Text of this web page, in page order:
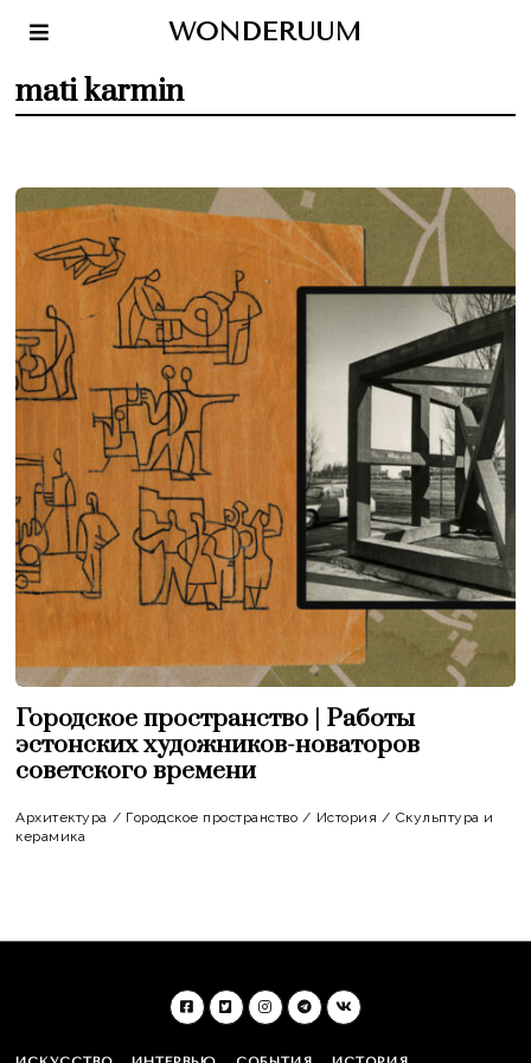
WONDERUUM
mati karmin
Городское пространство | Работы
эстонских художников-новаторов
советского времени
Архитектура / Городское пространство / История / Скульптура и
керамика